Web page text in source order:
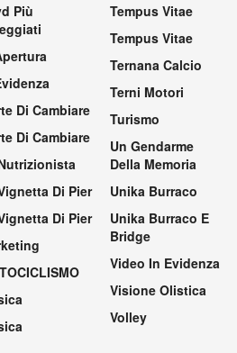
Più
Di Cambiare
Di Cambiare
Di Pier
Di Pier
Tempus Vitae
Tempus Vitae
Ternana Calcio
Terni Motori
Turismo
Un Gendarme
Della Memoria
Unika Burraco
Unika Burraco E
Bridge
Video In Evidenza
Visione Olistica
Volley